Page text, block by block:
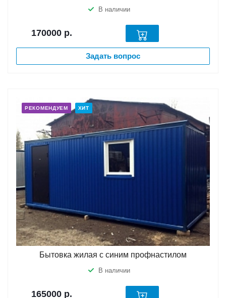
В наличии
170000 р.
Задать вопрос
РЕКОМЕНДУЕМ ХИТ
Бытовка жилая с синим профнастилом
В наличии
165000 р.